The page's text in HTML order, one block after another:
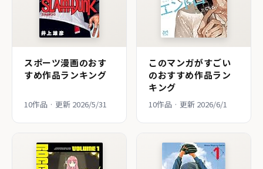
スポーツ漫画のおす
すめ作品ランキング
10作品 · 更新 2026/5/31
このマンガがすごい
のおすすめ作品ラン
キング
10作品 · 更新 2026/6/1